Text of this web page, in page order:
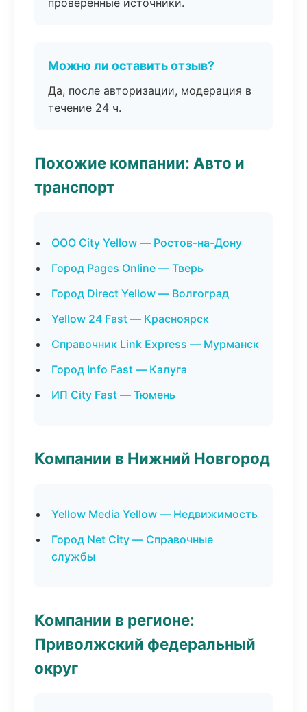
проверенные источники.
Можно ли оставить отзыв?
Да, после авторизации, модерация в
течение 24 ч.
Похожие компании: Авто и
транспорт
ООО City Yellow — Ростов-на-Дону
Город Pages Online — Тверь
Город Direct Yellow — Волгоград
Yellow 24 Fast — Красноярск
Справочник Link Express — Мурманск
Город Info Fast — Калуга
ИП City Fast — Тюмень
Компании в Нижний Новгород
Yellow Media Yellow — Недвижимость
Город Net City — Справочные
службы
Компании в регионе:
Приволжский федеральный
округ